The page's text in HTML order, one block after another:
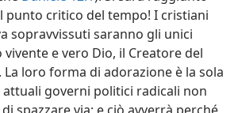
punto critico del tempo! I cristiani
sopravvissuti saranno gli unici
e vero Dio, il Creatore del
La loro forma di adorazione è la sola
attuali governi politici radicali non